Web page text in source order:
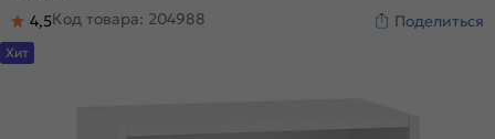
4,5Код товара: 204988 Поделиться
Хит